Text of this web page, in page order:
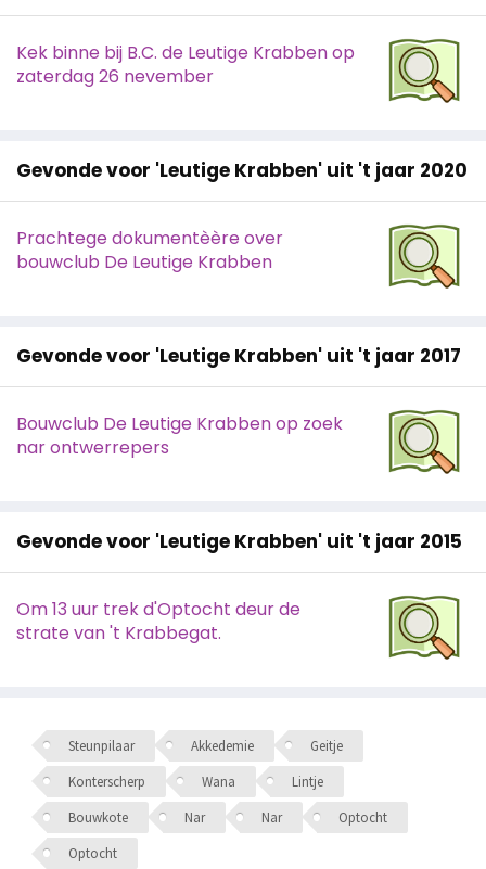
Kek binne bij B.C. de Leutige Krabben op
zaterdag 26 nevember
Gevonde voor 'Leutige Krabben' uit 't jaar 2020
Prachtege dokumentèère over
bouwclub De Leutige Krabben
Gevonde voor 'Leutige Krabben' uit 't jaar 2017
Bouwclub De Leutige Krabben op zoek
nar ontwerrepers
Gevonde voor 'Leutige Krabben' uit 't jaar 2015
Om 13 uur trek d'Optocht deur de
strate van 't Krabbegat.
Steunpilaar Akkedemie
Geitje
Konterscherp
Wana
Lintje
Bouwkote
Nar Nar
Optocht
Optocht